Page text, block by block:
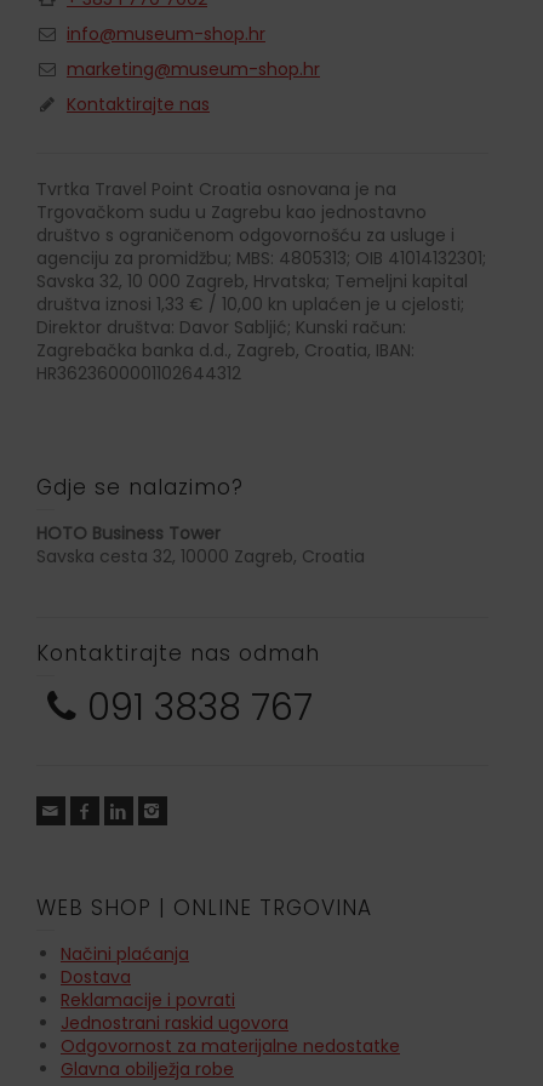
info@museum-shop.hr
marketing@museum-shop.hr
Kontaktirajte nas
Tvrtka Travel Point Croatia osnovana je na
Trgovačkom sudu u Zagrebu kao jednostavno
društvo s ograničenom odgovornošću za usluge i
agenciju za promidžbu; MBS: 4805313; OIB 41014132301;
Savska 32, 10 000 Zagreb, Hrvatska; Temeljni kapital
društva iznosi 1,33 € / 10,00 kn uplaćen je u cjelosti;
Direktor društva: Davor Sabljić; Kunski račun:
Zagrebačka banka d.d., Zagreb, Croatia, IBAN:
HR3623600001102644312
Gdje se nalazimo?
HOTO Business Tower
Savska cesta 32, 10000 Zagreb, Croatia
Kontaktirajte nas odmah
091 3838 767
WEB SHOP | ONLINE TRGOVINA
Načini plaćanja
Dostava
Reklamacije i povrati
Jednostrani raskid ugovora
Odgovornost za materijalne nedostatke
Glavna obilježja robe